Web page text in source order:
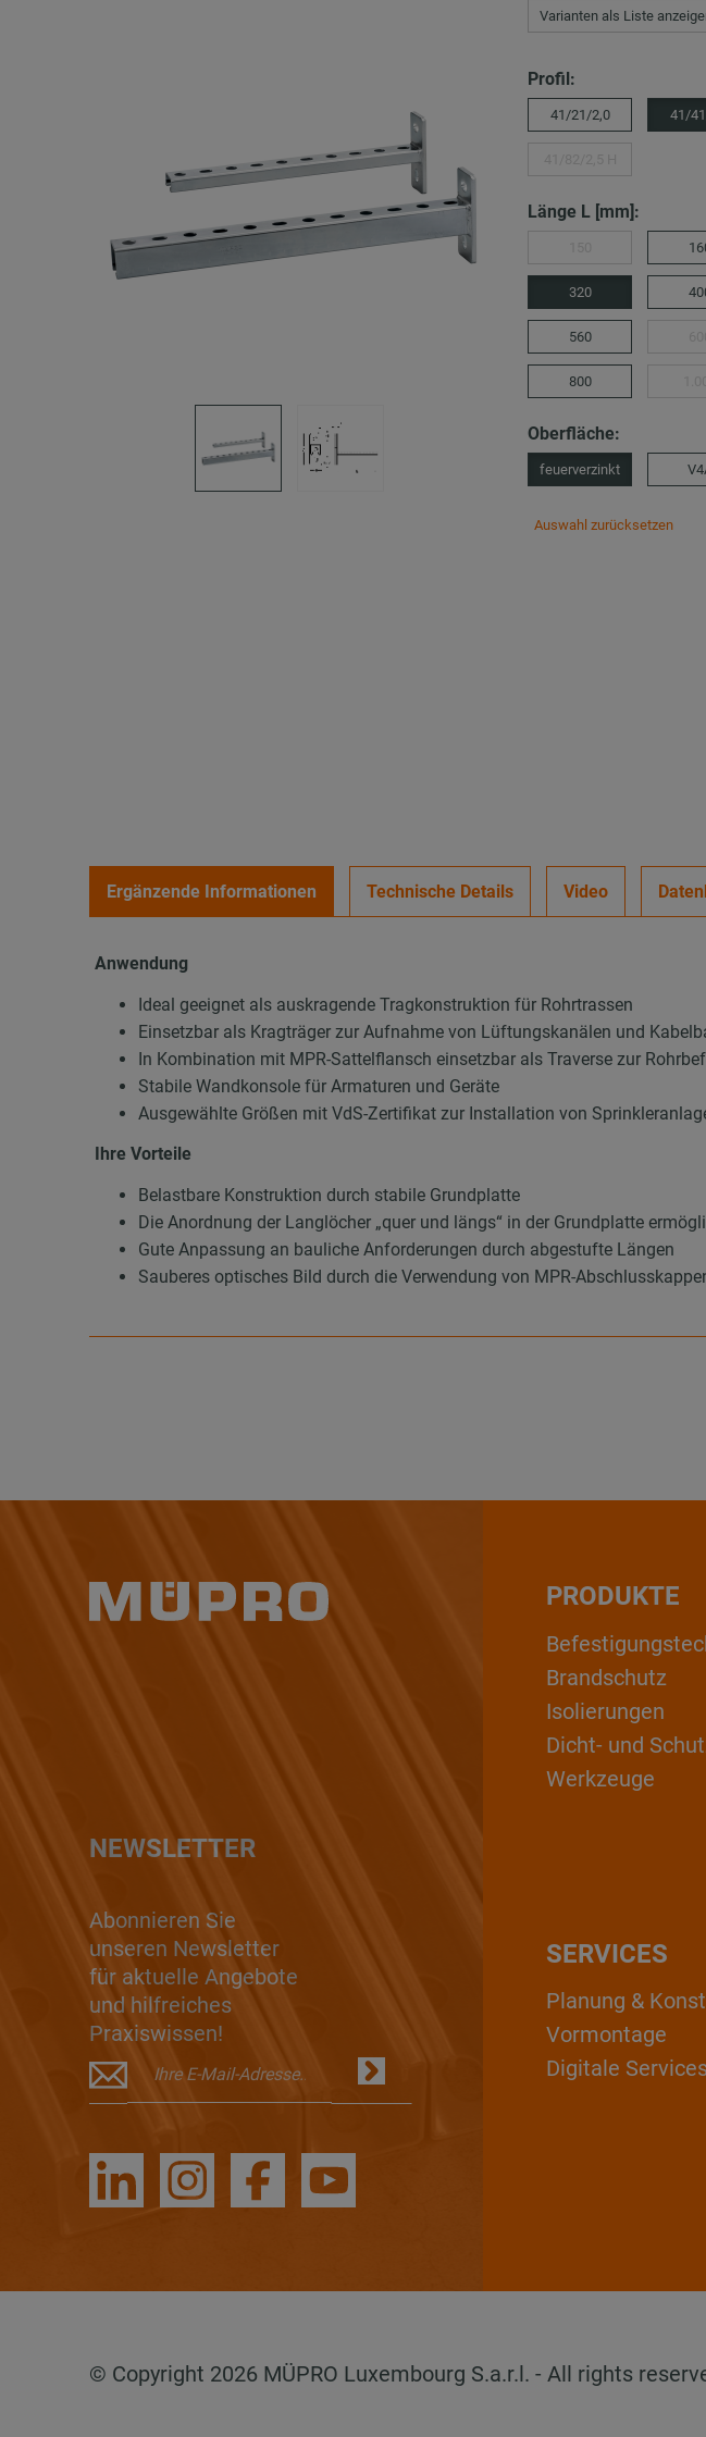
Varianten als Liste
Profil:
41/21/2,0 41/
Länge L [mm]:
320
560
800
Oberfläche:
feuerverzinkt
Auswahl zurücksetzen
Ergänzende Informationen Technische Details Video
Anwendung
Ideal geeignet als auskragende Tragkonstruktion für Rohrtrassen
Einsetzbar als Kragträger zur Aufnahme von Lüftungskanälen und
In Kombination mit MPR-Sattelflansch einsetzbar als Traverse zur
Stabile Wandkonsole für Armaturen und Geräte
Ausgewählte Größen mit VdS-Zertifikat zur Installation von
Ihre Vorteile
Belastbare Konstruktion durch stabile Grundplatte
Die Anordnung der Langlöcher „quer und längs“ in der Grundplatte
Gute Anpassung an bauliche Anforderungen durch abgestufte Längen
Sauberes optisches Bild durch die Verwendung von MPR-
NEWSLETTER
Abonnieren Sie
unseren Newsletter
für aktuelle Angebote
und hilfreiches
Praxiswissen!
PRODUKTE
Brandschutz
Isolierungen
Dicht- und
Werkzeuge
SERVICES
Planung &
Vormontage
Digitale
© Copyright 2026 MÜPRO Luxembourg S.a.r.l. - All rights